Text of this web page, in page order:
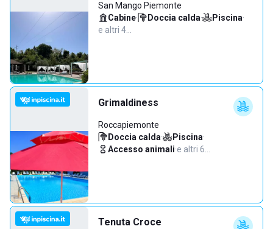
San Mango Piemonte
Cabine· Doccia calda· Piscina·
e altri 4…
Grimaldiness
Roccapiemonte
Doccia calda· Piscina·
Accesso animali·e altri 6…
Tenuta Croce